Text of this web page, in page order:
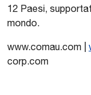
12 Paesi,
mondo.
www.comau.com |
corp.com